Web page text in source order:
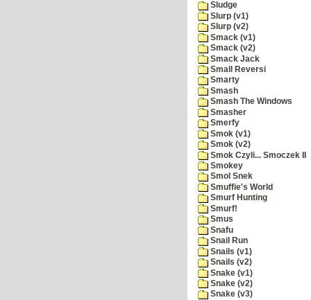
Sludge
Slurp (v1)
Slurp (v2)
Smack (v1)
Smack (v2)
Smack Jack
Small Reversi
Smarty
Smash
Smash The Windows
Smasher
Smerfy
Smok (v1)
Smok (v2)
Smok Czyli... Smoczek II
Smokey
Smol Snek
Smuffie's World
Smurf Hunting
Smurf!
Smus
Snafu
Snail Run
Snails (v1)
Snails (v2)
Snake (v1)
Snake (v2)
Snake (v3)